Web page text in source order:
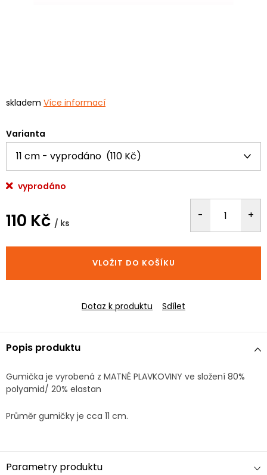
skladem Více informací
Varianta
vyprodáno
110 Kč / ks
cena:
VLOŽIT DO KOŠÍKU
Dotaz k produktu Sdílet
Popis produktu
Gumička je vyrobená z MATNÉ PLAVKOVINY ve složení 80%
polyamid/ 20% elastan
Průměr gumičky je cca 11 cm.
Parametry produktu